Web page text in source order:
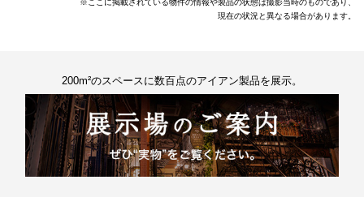
※ここに掲載されている物件の情報や製品の状態は撮影当時のものであり、
現在の状況と異なる場合があります。
200m²のスペースに数百点のアイアン製品を展示。